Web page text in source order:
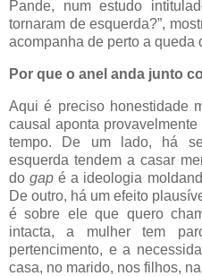
Pande, num estudo
tornaram de esquerda?”,
acompanha de perto a queda
Por que o anel anda junto
Aqui é preciso honestidade
causal aponta
tempo. De um lado, há
esquerda tendem a casar
dogapé a ideologia
De outro, há um efeito
é sobre ele que quero
intacta, a mulher tem
pertencimento, e a
casa, no marido, nos filhos,